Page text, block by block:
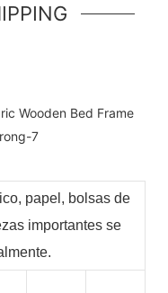
papel, bolsas de
importantes se